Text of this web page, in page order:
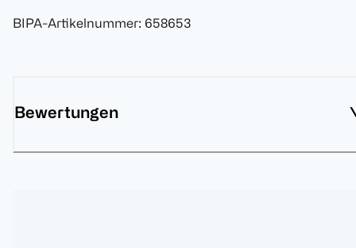
BIPA-Artikelnummer: 658653
Bewertungen